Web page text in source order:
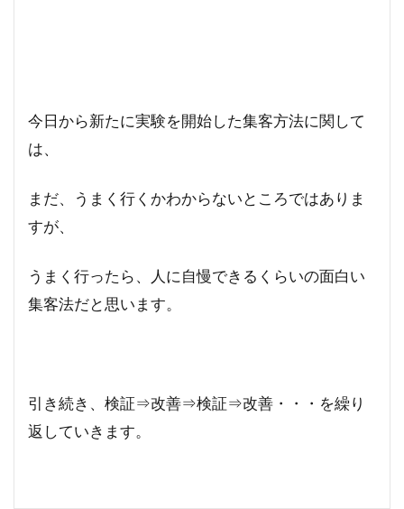
今日から新たに実験を開始した集客方法に関して
は、
まだ、うまく行くかわからないところではありま
すが、
うまく行ったら、人に自慢できるくらいの面白い
集客法だと思います。
引き続き、検証⇒改善⇒検証⇒改善・・・を繰り
返していきます。